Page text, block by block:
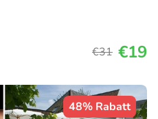
€31 €19
48% Rabatt